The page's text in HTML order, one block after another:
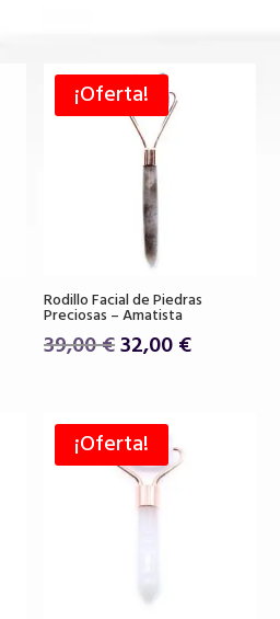
¡Oferta!
Rodillo Facial de Piedras
Preciosas – Amatista
39,00€El
era:
39,00 €.
32,00€El
¡Oferta!